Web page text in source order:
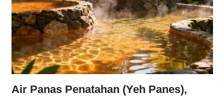
Air Panas Penatahan (Yeh Panes),